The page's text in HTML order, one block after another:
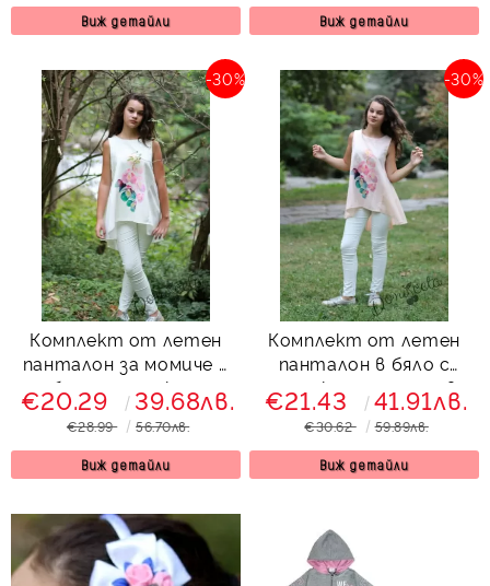
Виж детайли Виж детайли
Комплект от летен
панталон за момиче в
бяло с туника с
орхидеи
-30%
€20.29 39.68лв.
€28.99 56.70лв.
Виж детайли
Комплект от летен
панталон в бяло с
туника с орхидеи в
розово
-30%
€21.43 41.91лв.
€30.62 59.89лв.
Виж детайли